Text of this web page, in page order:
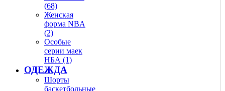
(68)
Женская
форма NBA
(2)
Особые
серии маек
НБА (1)
ОДЕЖДА
Шорты
баскетбольные